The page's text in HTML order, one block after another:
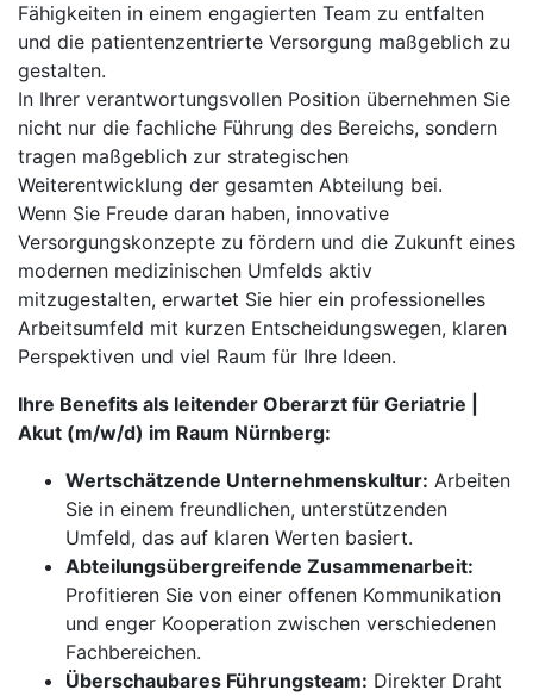
Fähigkeiten in einem engagierten Team zu entfalten
und die patientenzentrierte Versorgung maßgeblich zu
gestalten.
In Ihrer verantwortungsvollen Position übernehmen Sie
nicht nur die fachliche Führung des Bereichs, sondern
tragen maßgeblich zur strategischen
Weiterentwicklung der gesamten Abteilung bei.
Wenn Sie Freude daran haben, innovative
Versorgungskonzepte zu fördern und die Zukunft eines
modernen medizinischen Umfelds aktiv
mitzugestalten, erwartet Sie hier ein professionelles
Arbeitsumfeld mit kurzen Entscheidungswegen, klaren
Perspektiven und viel Raum für Ihre Ideen.
Ihre Benefits als leitender Oberarzt für Geriatrie |
Akut (m/w/d) im Raum Nürnberg:
Wertschätzende Unternehmenskultur: Arbeiten
Sie in einem freundlichen, unterstützenden
Umfeld, das auf klaren Werten basiert.
Abteilungsübergreifende Zusammenarbeit:
Profitieren Sie von einer offenen Kommunikation
und enger Kooperation zwischen verschiedenen
Fachbereichen.
Überschaubares Führungsteam: Direkter Draht